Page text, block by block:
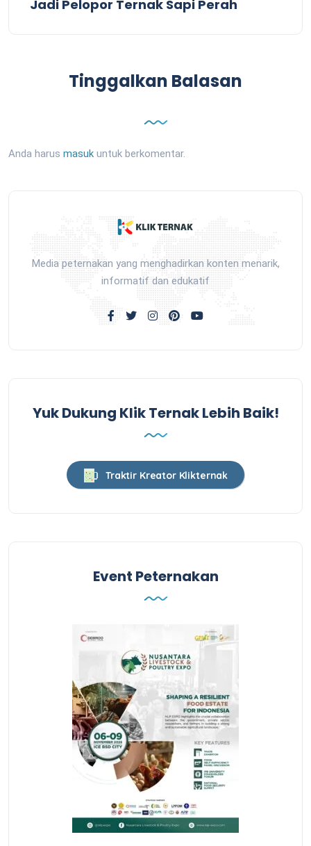
Jadi Pelopor Ternak Sapi Perah
Tinggalkan Balasan
Anda harus masuk untuk berkomentar.
Media peternakan yang menghadirkan konten menarik,
informatif dan edukatif
Yuk Dukung Klik Ternak Lebih Baik!
Traktir Kreator Klikternak
Event Peternakan